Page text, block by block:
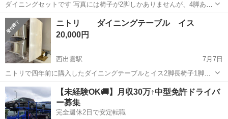
ダイニングセットです 写真には椅子が2脚しかありませんが、4脚あり
ます 購入してから半年間くらいの使用です 中古品ですので、使用感、
小傷、汚れ等はご了承下さい ※安来市の自宅まで取りに来てくれる方
お渡しは7／22以降です。
島根 安来市 安来駅 ダイニングセット
ニトリ ダイニングテーブル イス
20,000円
西出雲駅
7月7日
ニトリで四年前に購入したダイニングテーブルとイス2脚長椅子1脚で
す。 価格は7万程だったと思います。 幅135cm奥行80cm高さ70cm テ
ーブルには目立つ傷が一つあります。 椅子にも引っ掻いたような傷が
多数あります。 質...
島根 出雲市 西出雲駅 ダイニングセット イス
【未経験OK🚚】月収30万↑中型免許ドライバ
ー募集
完全週休2日で安定転職